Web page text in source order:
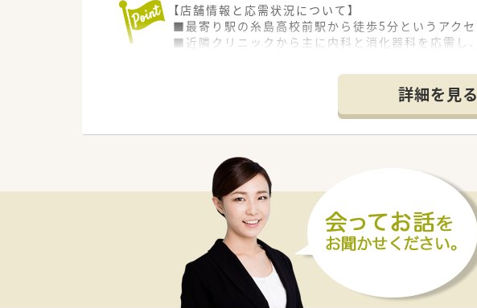
【店舗情報と応需状況について】
■最寄り駅の糸島高校前駅から徒歩5分というアクセ
■近隣クリニックから主に内科と消化器科を応需し
■在宅医療のご経験や、管理薬剤師として店舗運営
■患者様サービスを第一に考え、地域に貢献したい
【法人特徴について】
■福岡県を中心に調剤薬局のほか、ジェネリック医
■何よりもスタッフ同士の関係性づくりを大切にし
■カフェ風の店舗づくりなど、地域住民の方が集う
【職場環境と雰囲気】
■カフェのようなお洒落な内装で、アクアリウムや
■コーヒーをはじめとしたフリードリンク制度があ
■社長自らが窓口となり、門前のドクターとも非常
詳細を見る